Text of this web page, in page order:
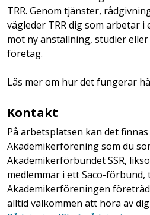
TRR. Genom tjänster,
vägleder TRR dig som arbetar
mot ny anställning, studier
företag.
Läs mer om hur det fungerar
Kontakt
På arbetsplatsen kan det
Akademikerförening som du
Akademikerförbundet SSR,
medlemmar i ett Saco-förbund,
Akademikerföreningen
alltid välkommen att höra av